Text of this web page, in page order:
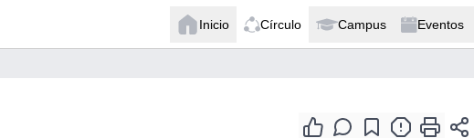
Inicio Círculo Campus Eventos